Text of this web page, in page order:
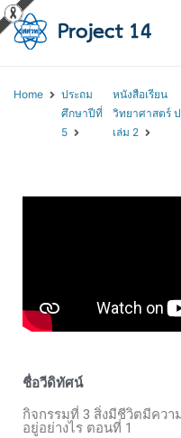
Home
ประถม
ศึกษาปีที่
5
หนังสือเรียน
วิทยาศาสตร์
เล่ม 2
ชื่อวีดิทัศน์
กิจกรรมที่ 3 สิ่งมีชีวิตมีคว
อยู่อย่างไร ตอนที่ 1